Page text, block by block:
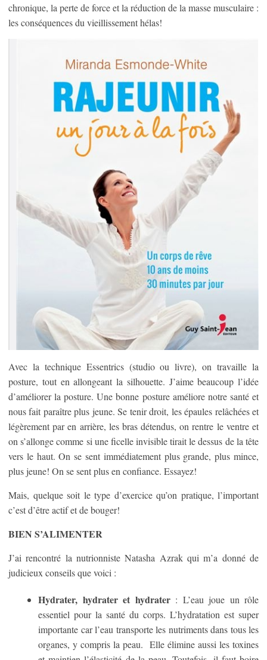
chronique, la perte de force et la réduction de la masse musculaire :
les conséquences du vieillissement hélas!
Avec la technique Essentrics (studio ou livre), on travaille la
posture, tout en allongeant la silhouette. J’aime beaucoup l’idée
d’améliorer la posture. Une bonne posture améliore notre santé et
nous fait paraître plus jeune. Se tenir droit, les épaules relâchées et
légèrement par en arrière, les bras détendus, on rentre le ventre et
on s’allonge comme si une ficelle invisible tirait le dessus de la tête
vers le haut. On se sent immédiatement plus grande, plus mince,
plus jeune! On se sent plus en confiance. Essayez!
Mais, quelque soit le type d’exercice qu’on pratique, l’important
c’est d’être actif et de bouger!
BIEN S’ALIMENTER
J’ai rencontré la nutrionniste Natasha Azrak qui m’a donné de
judicieux conseils que voici :
Hydrater, hydrater et hydrater: L’eau joue un rôle
essentiel pour la santé du corps. L’hydratation est super
importante car l’eau transporte les nutriments dans tous les
organes, y compris la peau. Elle élimine aussi les toxines